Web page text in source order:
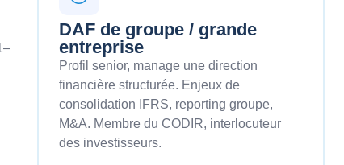
DAF de groupe / grande
entreprise
Profil senior, manage une direction
financière structurée. Enjeux de
consolidation IFRS, reporting groupe,
M&A. Membre du CODIR, interlocuteur
des investisseurs.